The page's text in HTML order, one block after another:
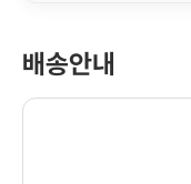
배송안내